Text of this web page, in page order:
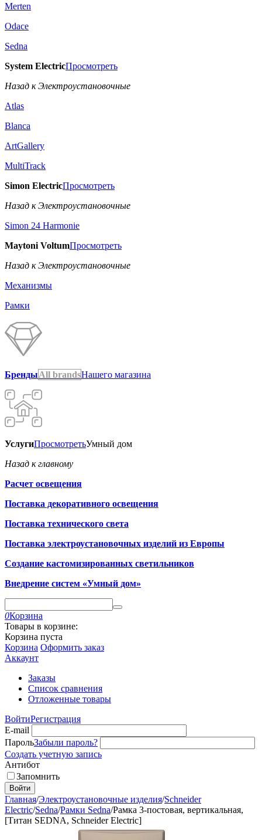
Merten
Odace
Sedna
System ElectricПросмотреть
Назад к Электроустановочные
Atlas
Blanca
ArtGallery
MultiTrack
Simon ElectricПросмотреть
Назад к Электроустановочные
Simon 24 Harmonie
Maytoni VoltumПросмотреть
Назад к Электроустановочные
Механизмы
Рамки
БрендыAll brandsНашего магазина
УслугиПросмотретьУмный дом
Назад к главному
Расчет освещения
Поставка декоративного освещения
Поставка технического света
Поставка электроустановочных изделий из Европы
Создание кастомизированных светильников
Внедрение систем «Умный дом»
0Корзина
Товары в корзине:
Корзина пуста
Корзина Оформить заказ
Аккаунт
Заказы
Список сравнения
Отложенные товары
ВойтиРегистрация
E-mail
ПарольЗабыли пароль?
Создать учетную запись
Антибот
Запомнить
Войти
Главная/Электроустановочные изделия/Schneider
Electric/Sedna/Рамки Sedna/Рамка 3-постовая, вертикальная,
[Титан SEDNA, Schneider Electric]